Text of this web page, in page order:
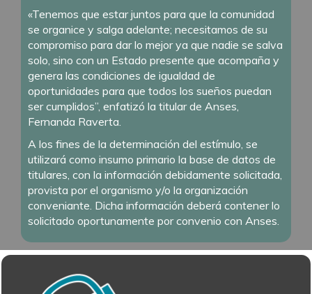
«Tenemos que estar juntos para que la comunidad
se organice y salga adelante; necesitamos de su
compromiso para dar lo mejor ya que nadie se salva
solo, sino con un Estado presente que acompaña y
genera las condiciones de igualdad de
oportunidades para que todos los sueños puedan
ser cumplidos”, enfatizó la titular de Anses,
Fernanda Raverta.
A los fines de la determinación del estímulo, se
utilizará como insumo primario la base de datos de
titulares, con la información debidamente solicitada,
provista por el organismo y/o la organización
conveniante. Dicha información deberá contener lo
solicitado oportunamente por convenio con Anses.